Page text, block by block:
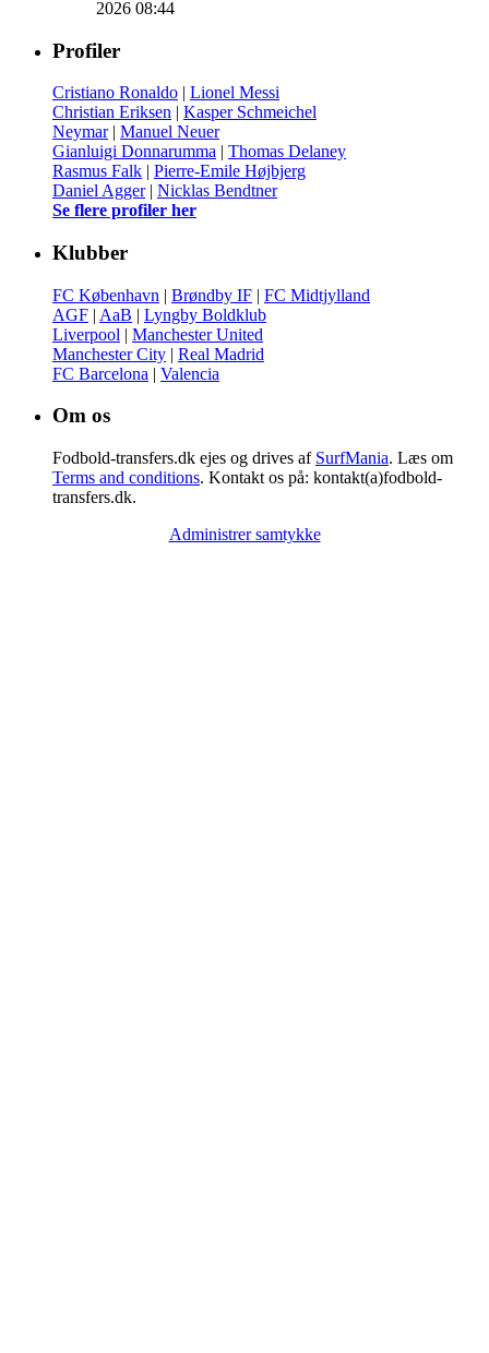
2026 08:44
Profiler
Cristiano Ronaldo | Lionel Messi
Christian Eriksen | Kasper Schmeichel
Neymar| Manuel Neuer
Gianluigi Donnarumma | Thomas Delaney
Rasmus Falk | Pierre-Emile Højbjerg
Daniel Agger| Nicklas Bendtner
Se flere profiler her
Klubber
FC København | Brøndby IF | FC Midtjylland
AGF | AaB | Lyngby Boldklub
Liverpool | Manchester United
Manchester City | Real Madrid
FC Barcelona | Valencia
Om os
Fodbold-transfers.dk ejes og drives af SurfMania. Læs om
Terms and conditions. Kontakt os på: kontakt(a)fodbold-
transfers.dk.
Administrer samtykke